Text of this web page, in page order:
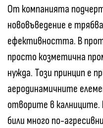
От компанията
нововъведение е
ефективността. В
просто козметична
нужда. Този принцип е
аеродинамичните
отворите в
били много по-